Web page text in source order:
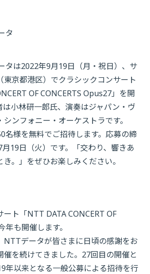
タ
タは2022年9月19日（月・祝日）、サ
東京都港区）でクラシックコンサート
OF CONCERTS Opus27」を開
は小林研一郎氏、演奏はジャパン・ヴ
ンフォニー・オーケストラです。
名様を無料でご招待します。応募の締
19日（火）です。「交わり、響きあ
。」をぜひお楽しみください。
ート「NTT DATA CONCERT OF
年も開催します。
NTTデータが皆さまに日頃の感謝をお
催を続けてきました。27回目の開催と
年以来となる一般公募による招待を行